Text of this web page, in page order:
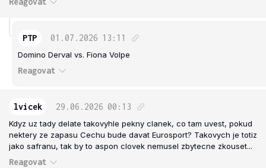
PTP 01.07.2026 13:11
Domino Derval vs. Fiona Volpe
Reagovat
lvicek 29.06.2026 00:13
Kdyz uz tady delate takovyhle pekny clanek, co tam uvest, pokud
nektery ze zapasu Cechu bude davat Eurosport? Takovych je totiz
jako safranu, tak by to aspon clovek nemusel zbytecne zkouset...
Reagovat